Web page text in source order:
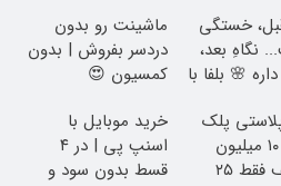
خستگی
نگاهِ بعد،
🌸 بلفا با
ماشینت رو بدون
دردسر بفروش | بدون
کمسیون 😍
پلک
بالا با ۱۰ میلیون
تخفیف فقط ۲۵
خرید موبایل با
اسنپ پی | در ۴
قسط بدون سود و